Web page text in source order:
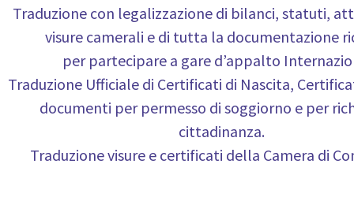
Traduzione con legalizzazione di bilanci, statuti,
visure camerali e di tutta la documentazione
per partecipare a gare d’appalto
Traduzione Ufficiale di Certificati di Nascita,
documenti per permesso di soggiorno e per
cittadinanza.
Traduzione visure e certificati della Camera di